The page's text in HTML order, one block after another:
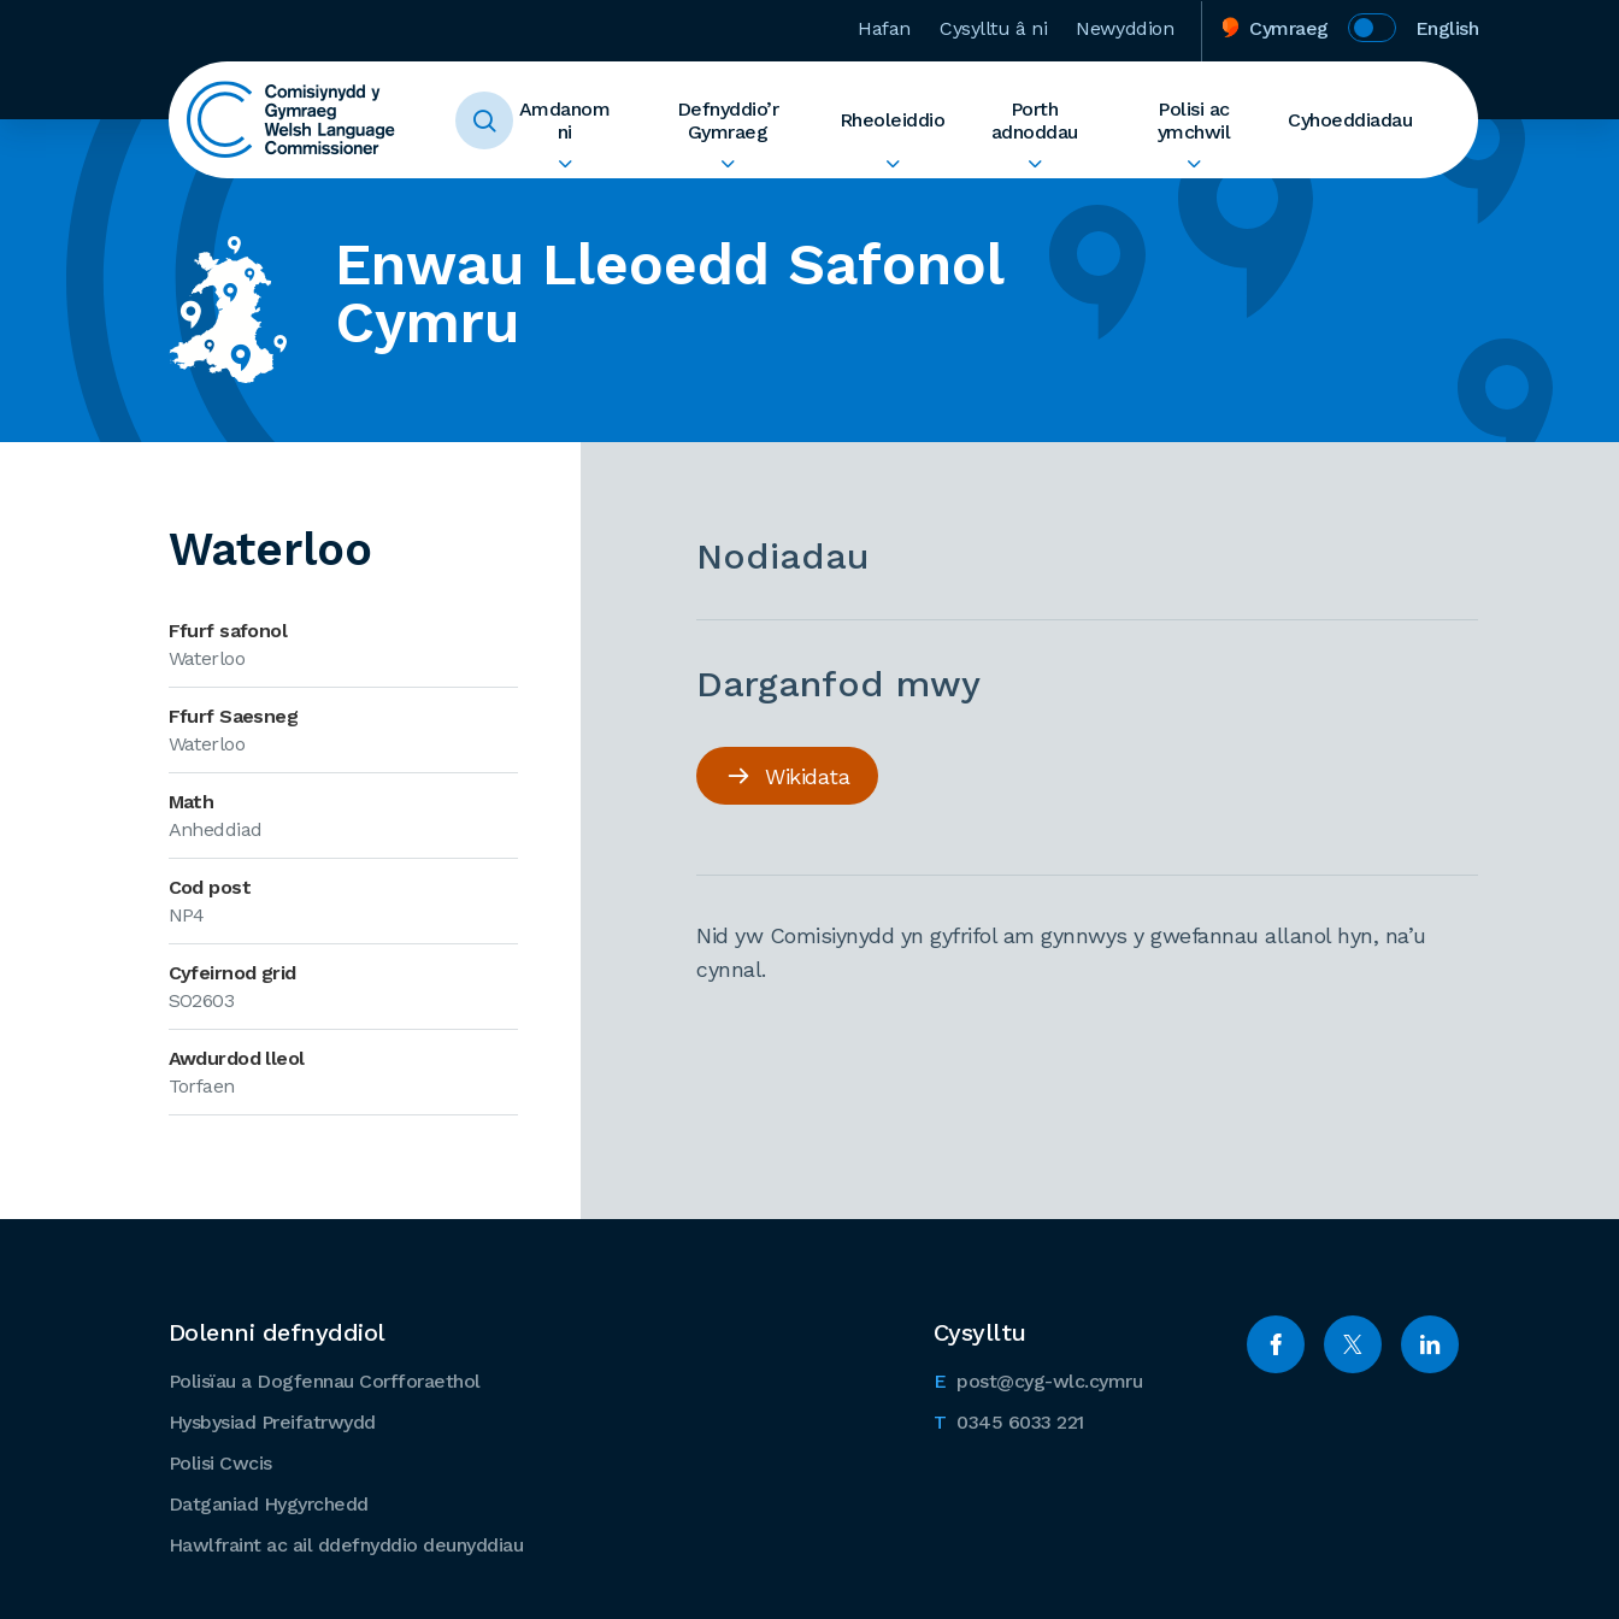
Hafan Cysylltu â ni Newyddion Cymraeg English
Amdanom
ni
Defnyddio’r
Gymraeg
Rheoleiddio
Porth
adnoddau
Polisi ac
ymchwil
Cyhoeddiadau
Enwau Lleoedd Safonol
Cymru
Waterloo
Ffurf safonol
Waterloo
Ffurf Saesneg
Waterloo
Math
Anheddiad
Cod post
NP4
Cyfeirnod grid
SO2603
Awdurdod lleol
Torfaen
Nodiadau
Darganfod mwy
Wikidata
Nid yw Comisiynydd yn gyfrifol am gynnwys y gwefannau allanol hyn, na’u
cynnal.
Cysylltu
post@cyg-wlc.cymru
0345 6033 221
Dolenni defnyddiol
Polisïau a Dogfennau Corfforaethol
Hysbysiad Preifatrwydd
Polisi Cwcis
Datganiad Hygyrchedd
Hawlfraint ac ail ddefnyddio deunyddiau